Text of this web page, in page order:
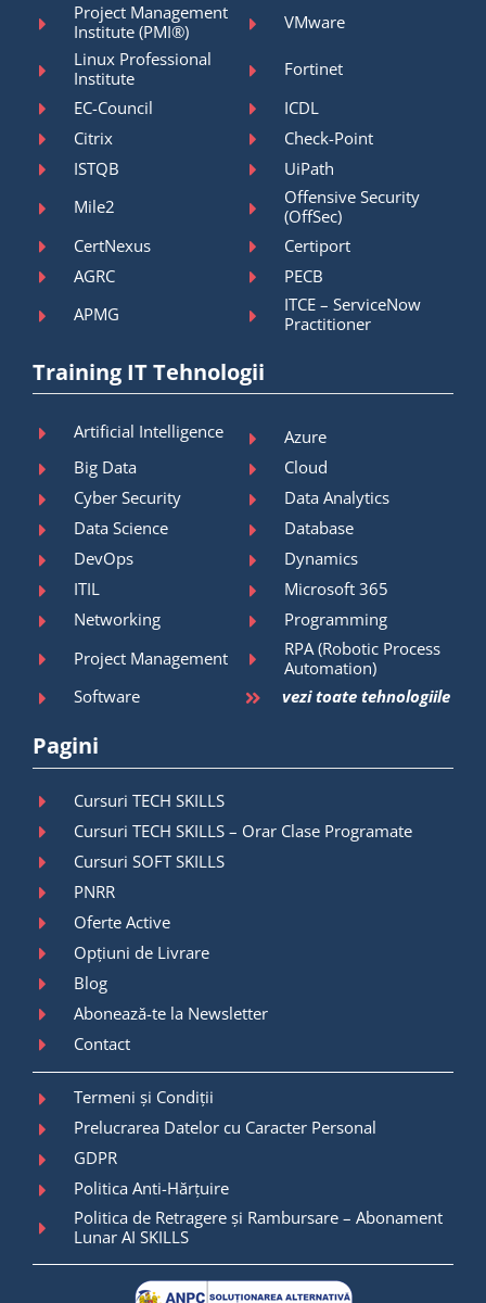
Project Management
Institute (PMI®)
VMware
Linux Professional
Institute
Fortinet
EC-Council
ICDL
Citrix
Check-Point
ISTQB
UiPath
Mile2
Offensive Security
(OffSec)
CertNexus
Certiport
AGRC
PECB
APMG
ITCE – ServiceNow
Practitioner
Training IT Tehnologii
Artificial Intelligence
Azure
Big Data
Cloud
Cyber Security
Data Analytics
Data Science
Database
DevOps
Dynamics
ITIL
Microsoft 365
Networking
Programming
Project Management
RPA (Robotic Process
Automation)
Software
vezi toate tehnologiile
Pagini
Cursuri TECH SKILLS
Cursuri TECH SKILLS – Orar Clase Programate
Cursuri SOFT SKILLS
PNRR
Oferte Active
Opțiuni de Livrare
Blog
Abonează-te la Newsletter
Contact
Termeni și Condiții
Prelucrarea Datelor cu Caracter Personal
GDPR
Politica Anti-Hărțuire
Politica de Retragere și Rambursare – Abonament
Lunar AI SKILLS